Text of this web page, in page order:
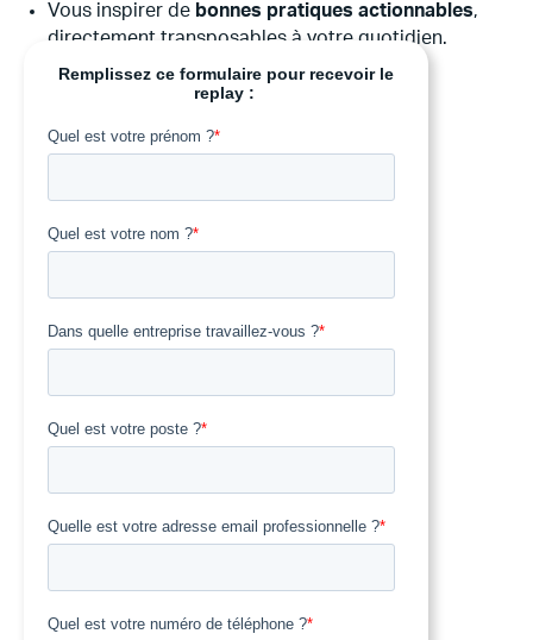
Vous inspirer de bonnes pratiques actionnables,
directement transposables à votre quotidien.